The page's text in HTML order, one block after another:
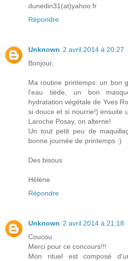
dunedin31(at)yahoo.fr
Répondre
Unknown 2 avril 2014 à 20:27
Bonjour,
Ma routine printemps: un bon
l'eau tiède, un bon
hydratation végétale de Yves
si douce et si nourrie!) ensuite
Laroche Posay, on alterne!
Un tout petit peu de
bonne journée de printemps :)
Des bisous
Hélène
Répondre
Unknown 2 avril 2014 à 21:18
Coucou
Merci pour ce concours!!!
Mon rituel est composé